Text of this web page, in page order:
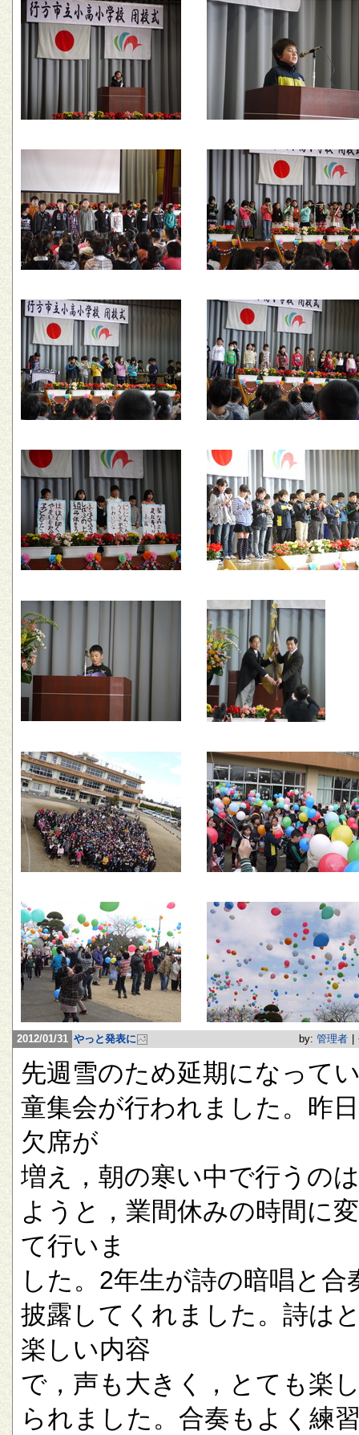
2012/01/31 やっと発表に by: 管理者
先週雪のため延期になって
童集会が行われました。昨
欠席が
増え，朝の寒い中で行うの
ようと，業間休みの時間に
て行いま
した。2年生が詩の暗唱と合
披露してくれました。詩は
楽しい内容
で，声も大きく，とても楽
られました。合奏もよく練